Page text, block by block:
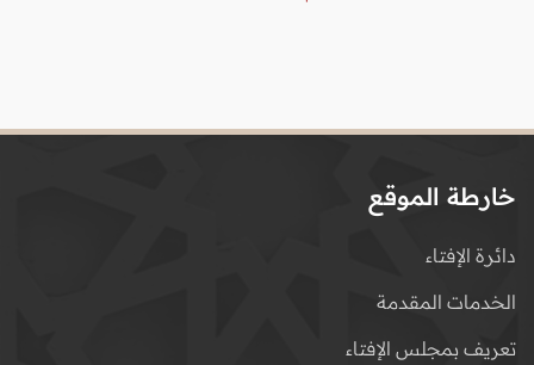
خارطة الموقع
دائرة الإفتاء
الخدمات المقدمة
تعريف بمجلس الإفتاء